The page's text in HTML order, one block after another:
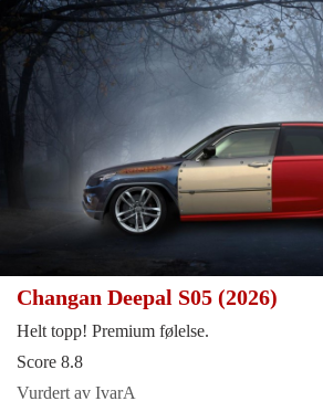
Changan Deepal S05 (2026)
Helt topp! Premium følelse.
Score 8.8
Vurdert av IvarA